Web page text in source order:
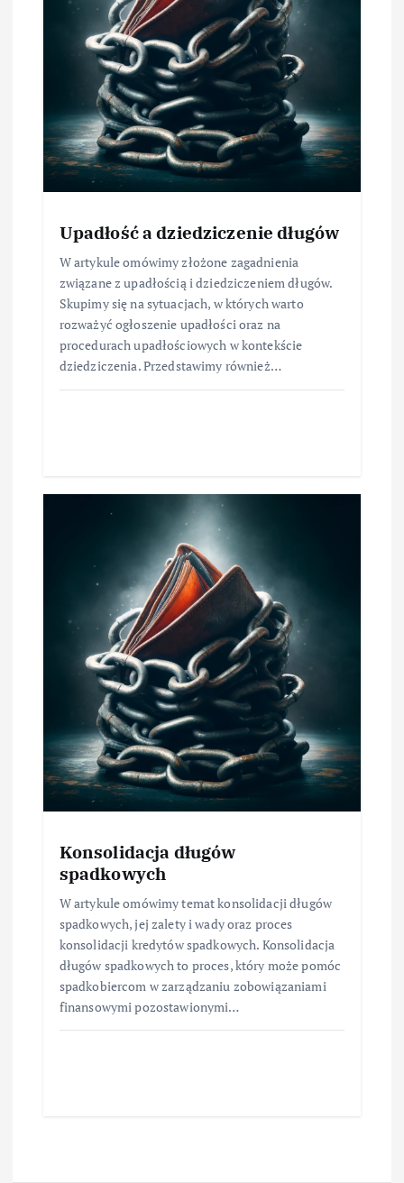
Upadłość a dziedziczenie długów
W artykule omówimy złożone zagadnienia
związane z upadłością i dziedziczeniem długów.
Skupimy się na sytuacjach, w których warto
rozważyć ogłoszenie upadłości oraz na
procedurach upadłościowych w kontekście
dziedziczenia. Przedstawimy również…
Konsolidacja długów
spadkowych
W artykule omówimy temat konsolidacji długów
spadkowych, jej zalety i wady oraz proces
konsolidacji kredytów spadkowych. Konsolidacja
długów spadkowych to proces, który może pomóc
spadkobiercom w zarządzaniu zobowiązaniami
finansowymi pozostawionymi…